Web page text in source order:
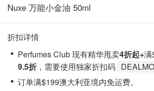
Nuxe 万能小金油 50ml
折扣详情
Perfumes Club 现有精华甩卖4折起+
9.5折 ，需要使用独家折扣码
订单满$199澳大利亚境内免运费。